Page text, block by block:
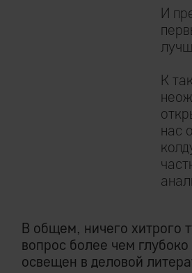
И
К
нас
В общем, ничего хитрого
вопрос более чем
освещен в деловой